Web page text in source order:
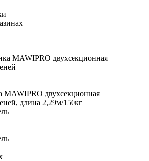
MAWIPRO двухсекционная
длина 2,29м/150кг